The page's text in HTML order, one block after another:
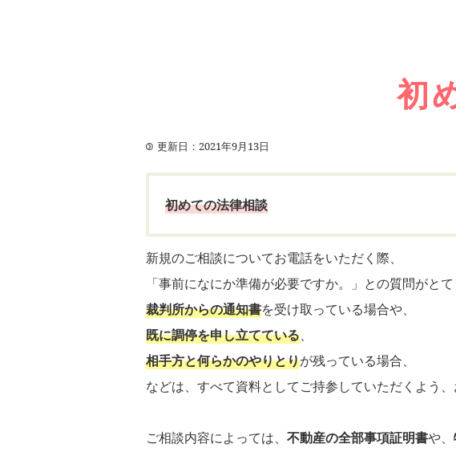
初
更新日：2021年9月13日
初めての法律相談
新規のご相談についてお電話をいただく際、
「事前になにか準備が必要ですか。」との質問がとて
裁判所からの通知書を受け取っている場合や、
既に調停を申し立てている、
相手方と何らかのやりとりが残っている場合、
などは、すべて資料としてご持参していただくよう、
ご相談内容によっては、 不動産の全部事項証明書や、